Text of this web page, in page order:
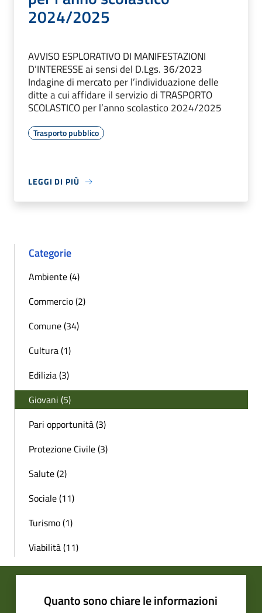
2024/2025
AVVISO ESPLORATIVO DI MANIFESTAZIONI
D’INTERESSE ai sensi del D.Lgs. 36/2023
Indagine di mercato per l’individuazione delle
ditte a cui affidare il servizio di TRASPORTO
SCOLASTICO per l’anno scolastico 2024/2025
Trasporto pubblico
LEGGI DI PIÙ
Categorie
Ambiente (4)
Commercio (2)
Comune (34)
Cultura (1)
Edilizia (3)
Giovani (5)
Pari opportunità (3)
Protezione Civile (3)
Salute (2)
Sociale (11)
Turismo (1)
Viabilità (11)
Quanto sono chiare le informazioni